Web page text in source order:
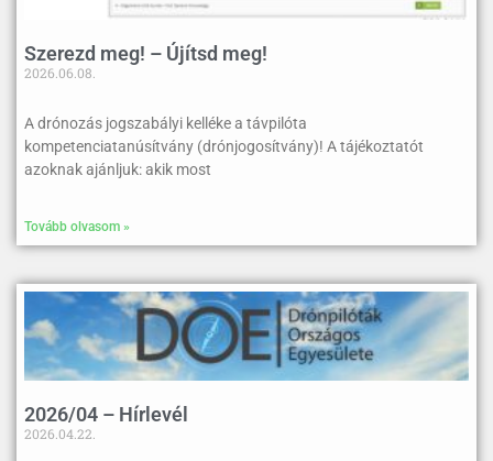
Szerezd meg! – Újítsd meg!
2026.06.08.
A drónozás jogszabályi kelléke a távpilóta
kompetenciatanúsítvány (drónjogosítvány)! A tájékoztatót
azoknak ajánljuk: akik most
Tovább olvasom »
2026/04 – Hírlevél
2026.04.22.